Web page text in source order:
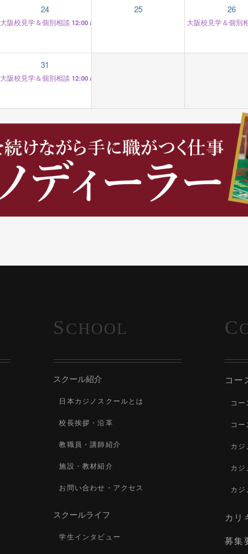
24
大阪校見学＆個別相談 12:00 am
25 26
大阪校見学＆個別
31
大阪校見学＆個別相談 12:00 am
SCHOOL
スクール紹介
日本カジノスクールとは
校長挨拶・沿革
教職員・講師紹介
施設・教材紹介
お問い合わせ・アクセス
スクールライフ
学生インタビュー
C
コー
コー
コー
カジ
カジ
カジ
カリ
募集